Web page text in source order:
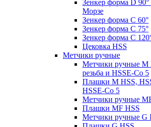
Зенкер форма D 90°
Морзе
Зенкер форма С 60°
Зенкер форма С 75°
Зенкер форма С
Цековка HSS
Метчики ручные
Метчики ручные M
резьба и HSSE-Co 5
Плашки M HSS,
HSSE-Co 5
Метчики ручные
Плашки MF HSS
Метчики ручные G